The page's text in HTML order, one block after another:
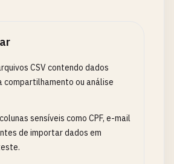
CSV contendo dados
compartilhamento ou análise
sensíveis como CPF, e-mail
de importar dados em